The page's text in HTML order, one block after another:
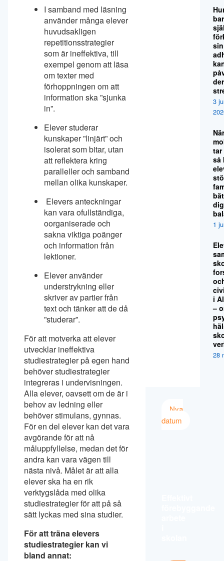
I samband med läsning
använder många elever
huvudsakligen
repetitionsstrategier
som är ineffektiva, till
exempel genom att läsa
om texter med
förhoppningen om att
information ska ”sjunka
in”.
Elever studerar
kunskaper ”linjärt” och
isolerat som bitar, utan
att reflektera kring
paralleller och samband
mellan olika kunskaper.
Elevers anteckningar
kan vara ofullständiga,
oorganiserade och
sakna viktiga poänger
och information från
lektioner.
Elever använder
understrykning eller
skriver av partier från
text och tänker att de då
”studerar”.
För att motverka att elever
utvecklar ineffektiva
studiestrategier på egen hand
behöver studiestrategier
integreras i undervisningen.
Alla elever, oavsett om de är i
behov av ledning eller
behöver stimulans, gynnas.
För en del elever kan det vara
avgörande för att nå
måluppfyllelse, medan det för
andra kan vara vägen till
nästa nivå. Målet är att alla
elever ska ha en rik
verktygslåda med olika
studiestrategier för att på så
sätt lyckas med sina studier.
För att träna elevers
studiestrategier kan vi
bland annat:
sin
3
När
tar
så
1
i
–
28
Nya
datum